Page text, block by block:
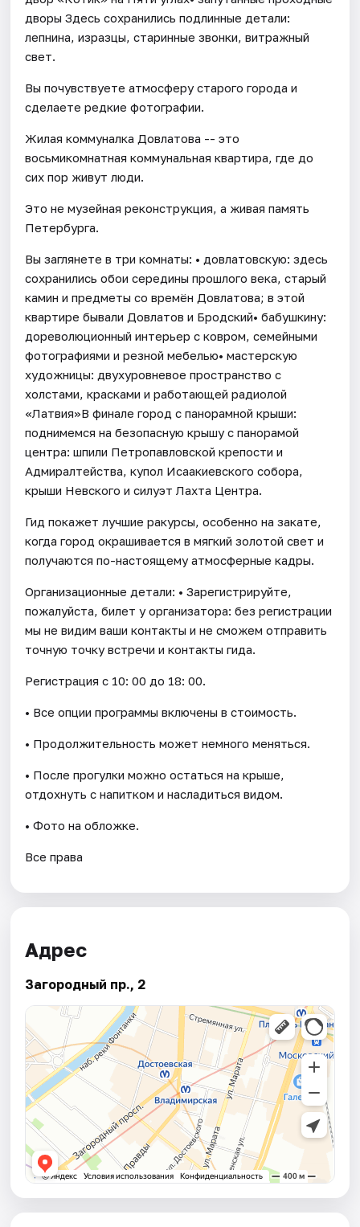
дворы Здесь сохранились подлинные детали:
лепнина, изразцы, старинные звонки, витражный
свет.
Вы почувствуете атмосферу старого города и
сделаете редкие фотографии.
Жилая коммуналка Довлатова -- это
восьмикомнатная коммунальная квартира, где до
сих пор живут люди.
Это не музейная реконструкция, а живая память
Петербурга.
Вы заглянете в три комнаты: • довлатовскую: здесь
сохранились обои середины прошлого века, старый
камин и предметы со времён Довлатова; в этой
квартире бывали Довлатов и Бродский• бабушкину:
дореволюционный интерьер с ковром, семейными
фотографиями и резной мебелью• мастерскую
художницы: двухуровневое пространство с
холстами, красками и работающей радиолой
«Латвия»В финале город с панорамной крыши:
поднимемся на безопасную крышу с панорамой
центра: шпили Петропавловской крепости и
Адмиралтейства, купол Исаакиевского собора,
крыши Невского и силуэт Лахта Центра.
Гид покажет лучшие ракурсы, особенно на закате,
когда город окрашивается в мягкий золотой свет и
получаются по-настоящему атмосферные кадры.
Организационные детали: • Зарегистрируйте,
пожалуйста, билет у организатора: без регистрации
мы не видим ваши контакты и не сможем отправить
точную точку встречи и контакты гида.
Регистрация с 10: 00 до 18: 00.
• Все опции программы включены в стоимость.
• Продолжительность может немного меняться.
• После прогулки можно остаться на крыше,
отдохнуть с напитком и насладиться видом.
• Фото на обложке.
Все права
Адрес
Загородный пр., 2